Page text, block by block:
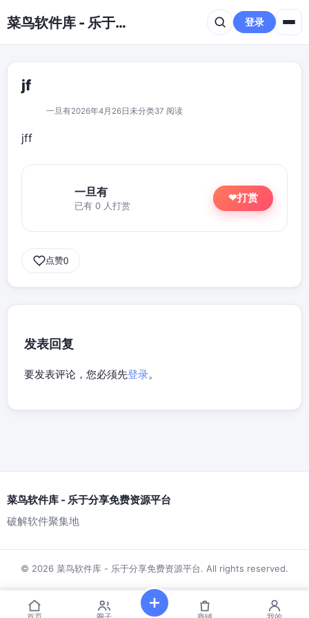
菜鸟软件库 - 乐于分享免费资源平台 登录
jf
一旦有2026年4月26日 未分类37 阅读
jff
一旦有
已有 0 人打赏
❤打赏
点赞0
发表回复
要发表评论，您必须先登录。
菜鸟软件库 - 乐于分享免费资源平台
破解软件聚集地
© 2026 菜鸟软件库 - 乐于分享免费资源平台. All rights reserved.